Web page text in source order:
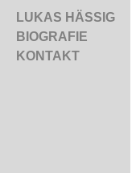
LUKAS HÄSSIG
BIOGRAFIE
KONTAKT